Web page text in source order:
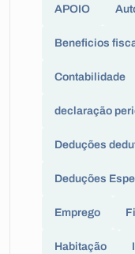
APOIO
Beneficios
Contabilidade
declaração
Deduções
Deduções
Emprego
Habitação